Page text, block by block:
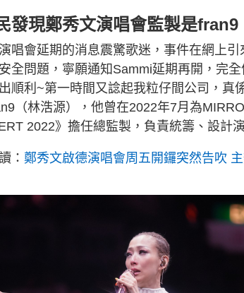
發現鄭秀文演唱會監製是fran9
唱會延期的消息震驚歌迷，事件在網上
全問題，寧願通知Sammi延期再開，完
順利~第一時間又諗起我粒仔間公司，真
（林浩源），他曾在2022年7月為
2022》擔任總監製，負責統籌、設計
： 鄭秀文啟德演唱會周五開鑼突然告吹